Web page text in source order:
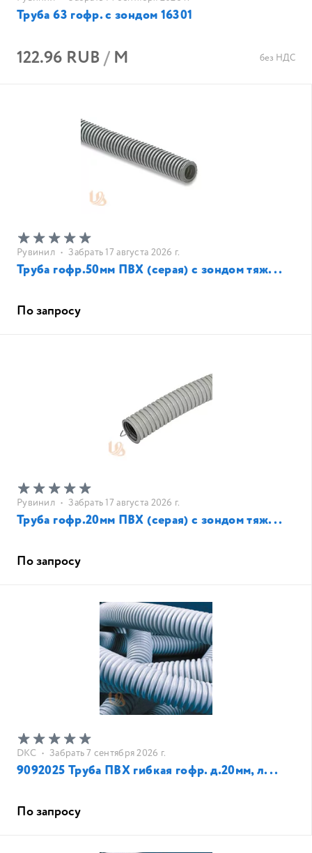
Труба 63 гофр. с зондом 16301
122.96 RUB/ М без НДС
Рувинил • Забрать 17 августа 2026 г.
Труба гофр.50мм ПВХ (серая) с зондом тяж...
По запросу
Рувинил • Забрать 17 августа 2026 г.
Труба гофр.20мм ПВХ (серая) с зондом тяж...
По запросу
DKC • Забрать 7 сентября 2026 г.
9092025 Труба ПВХ гибкая гофр. д.20мм, л...
По запросу